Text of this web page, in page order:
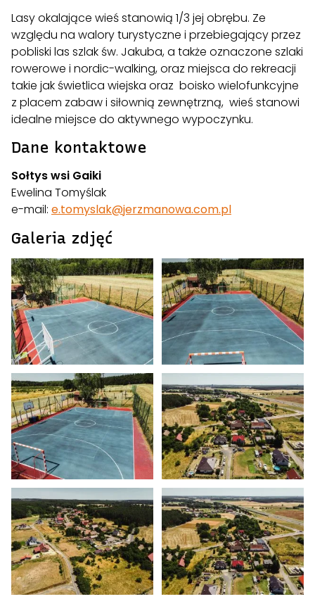
Lasy okalające wieś stanowią 1/3 jej obrębu. Ze
względu na walory turystyczne i przebiegający przez
pobliski las szlak św. Jakuba, a także oznaczone szlaki
rowerowe i nordic-walking, oraz miejsca do rekreacji
takie jak świetlica wiejska oraz boisko wielofunkcyjne
z placem zabaw i siłownią zewnętrzną, wieś stanowi
idealne miejsce do aktywnego wypoczynku.
Dane kontaktowe
Sołtys wsi Gaiki
Ewelina Tomyślak
e-mail: e.tomyslak@jerzmanowa.com.pl
Galeria zdjęć